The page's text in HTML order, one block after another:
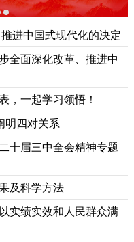
进中国式现代化的决定
全面深化改革、推进中
，一起学习领悟！
明四对关系
十届三中全会精神专题
及科学方法
实绩实效和人民群众满